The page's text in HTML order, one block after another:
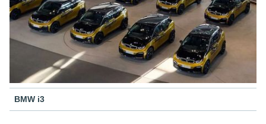
BMW i3